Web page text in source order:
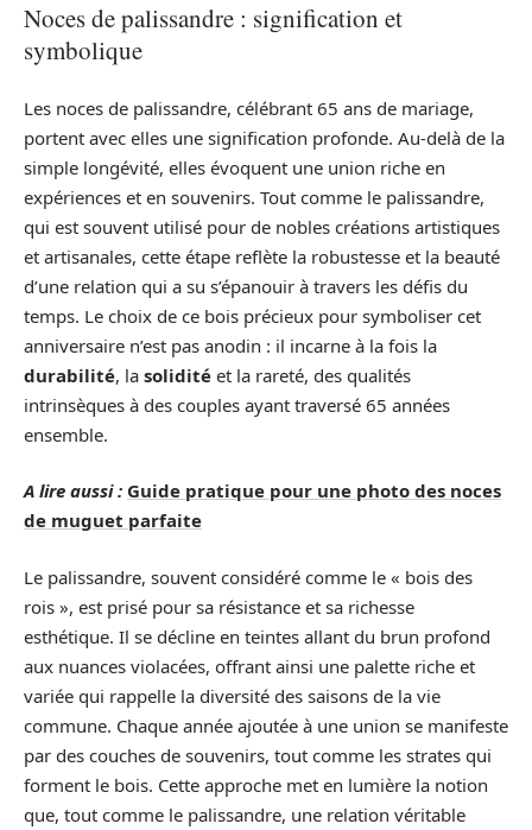
Noces de palissandre : signification et
symbolique
Les noces de palissandre, célébrant 65 ans de mariage,
portent avec elles une signification profonde. Au-delà de la
simple longévité, elles évoquent une union riche en
expériences et en souvenirs. Tout comme le palissandre,
qui est souvent utilisé pour de nobles créations artistiques
et artisanales, cette étape reflète la robustesse et la beauté
d’une relation qui a su s’épanouir à travers les défis du
temps. Le choix de ce bois précieux pour symboliser cet
anniversaire n’est pas anodin : il incarne à la fois la
durabilité, la solidité et la rareté, des qualités
intrinsèques à des couples ayant traversé 65 années
ensemble.
A lire aussi : Guide pratique pour une photo des noces
de muguet parfaite
Le palissandre, souvent considéré comme le « bois des
rois », est prisé pour sa résistance et sa richesse
esthétique. Il se décline en teintes allant du brun profond
aux nuances violacées, offrant ainsi une palette riche et
variée qui rappelle la diversité des saisons de la vie
commune. Chaque année ajoutée à une union se manifeste
par des couches de souvenirs, tout comme les strates qui
forment le bois. Cette approche met en lumière la notion
que, tout comme le palissandre, une relation véritable